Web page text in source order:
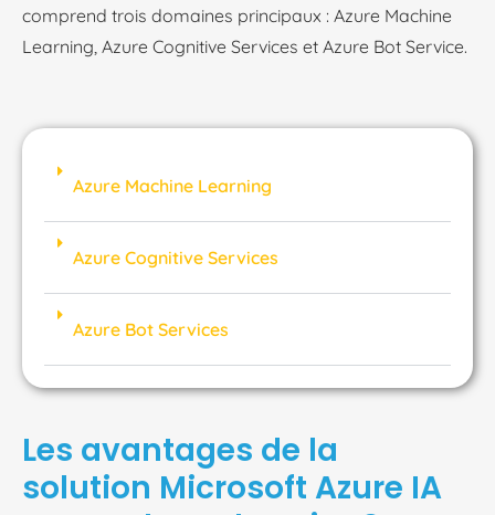
comprend trois domaines principaux : Azure Machine
Learning, Azure Cognitive Services et Azure Bot Service.
Azure Machine Learning
Azure Cognitive Services
Azure Bot Services
Les avantages de la
solution Microsoft Azure IA